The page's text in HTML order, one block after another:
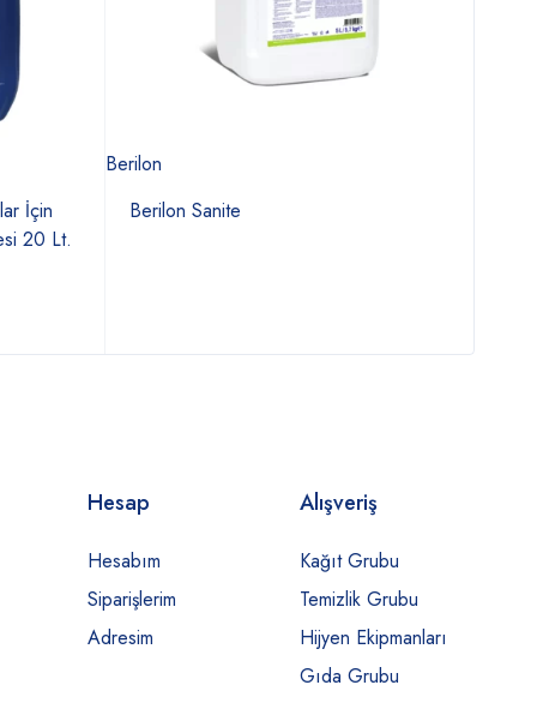
İçin
20 Lt.
Berilon
Berilon Sanite
Hesap
Hesabım
Siparişlerim
Adresim
Alışveriş
Kağıt Grubu
Temizlik Grubu
Hijyen Ekipmanları
Gıda Grubu